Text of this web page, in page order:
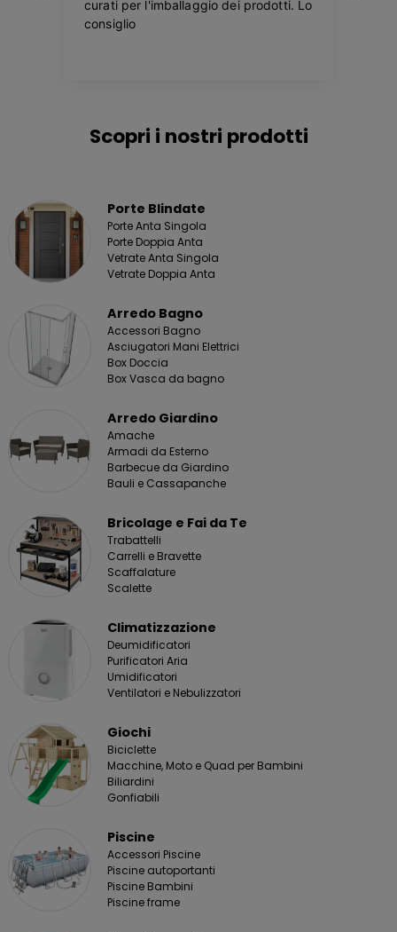
Scopri i nostri prodotti
Porte Blindate
Porte Anta Singola
Porte Doppia Anta
Vetrate Anta Singola
Vetrate Doppia Anta
Arredo Bagno
Accessori Bagno
Asciugatori Mani Elettrici
Box Doccia
Box Vasca da bagno
Arredo Giardino
Amache
Armadi da Esterno
Barbecue da Giardino
Bauli e Cassapanche
Bricolage e Fai da Te
Trabattelli
Carrelli e Bravette
Scaffalature
Scalette
Climatizzazione
Deumidificatori
Purificatori Aria
Umidificatori
Ventilatori e Nebulizzatori
Giochi
Biciclette
Macchine, Moto e Quad per Bambini
Biliardini
Gonfiabili
Piscine
Accessori Piscine
Piscine autoportanti
Piscine Bambini
Piscine frame